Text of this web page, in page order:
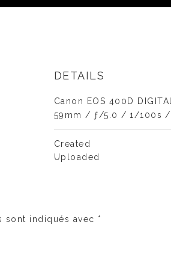
DETAILS
Canon EOS 400D DIGITAL
59mm / ƒ/5.0 / 1/100s /
Created
Uploaded
sont indiqués avec *